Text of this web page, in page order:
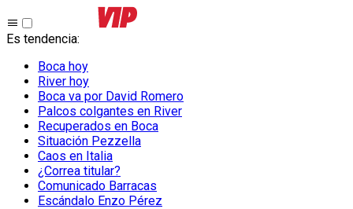
Es tendencia:
Boca hoy
River hoy
Boca va por David Romero
Palcos colgantes en River
Recuperados en Boca
Situación Pezzella
Caos en Italia
¿Correa titular?
Comunicado Barracas
Escándalo Enzo Pérez